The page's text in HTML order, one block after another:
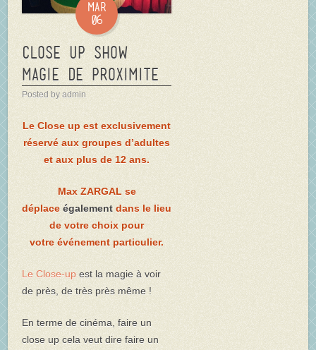
Mar
06
Close up Show
Magie de proximite
Posted by admin
Le Close up est exclusivement
réservé aux groupes d’adultes
et aux plus de 12 ans.
Max ZARGAL se
déplaceégalement dans le lieu
de votre choix pour
votreévénement particulier.
Le Close-up est la magie à voir
de près, de très près même !
En terme de cinéma, faire un
close up cela veut dire faire un